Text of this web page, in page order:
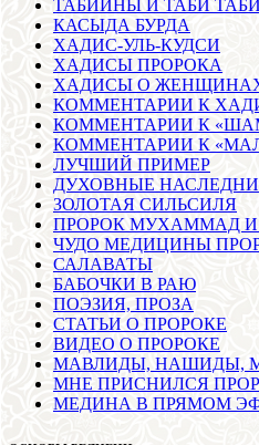
ТАБИИНЫ И ТАБИ
КАСЫДА БУРДА
ХАДИС-УЛЬ-КУДСИ
ХАДИСЫ ПРОРОКА
ХАДИСЫ О
КОММЕНТАРИИ К
КОММЕНТАРИИ К
КОММЕНТАРИИ К
ЛУЧШИЙ ПРИМЕР
ДУХОВНЫЕ
ЗОЛОТАЯ СИЛЬСИЛЯ
ПРОРОК МУХАММАД И
ЧУДО МЕДИЦИНЫ
САЛАВАТЫ
БАБОЧКИ В РАЮ
ПОЭЗИЯ, ПРОЗА
СТАТЬИ О ПРОРОКЕ
ВИДЕО О ПРОРОКЕ
МАВЛИДЫ, НАШИДЫ,
МНЕ ПРИСНИЛСЯ
МЕДИНА В ПРЯМОМ